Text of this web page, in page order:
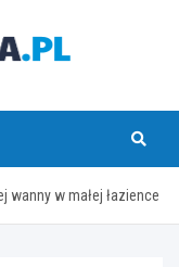
wanny w małej łazience